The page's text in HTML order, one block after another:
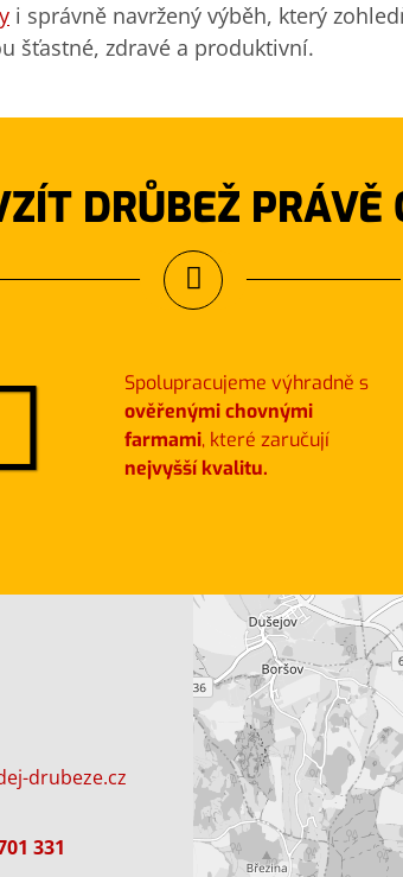
i správně navržený výběh, který
šťastné, zdravé a produktivní.
DRŮBEŽ PRÁVĚ
Spolupracujeme výhradně s
ověřenými chovnými
farmami, které zaručují
nejvyšší kvalitu.
drubeze.cz
331